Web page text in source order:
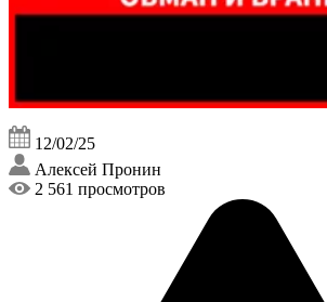
12/02/25
Алексей Пронин
2 561 просмотров